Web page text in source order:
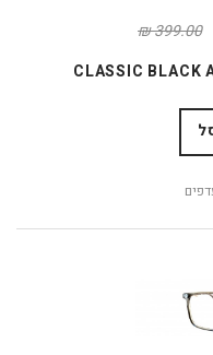
399.00 ₪
CLASSIC BLACK